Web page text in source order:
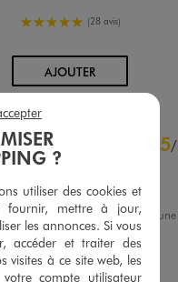
5/5 de moyenne
(28 avis)
AJOUTERAU PANIER
5/
Avis vérifié et récompensé
Conforme
Avis du 06/08/2026
, suite à
17/07/2026 parAline F.
Utile (0) Signaler
?
utiliser des cookies et
fournir, mettre à jour,
les annonces. Si vous
accéder et traiter des
visites à ce site web, les
compte utilisateur